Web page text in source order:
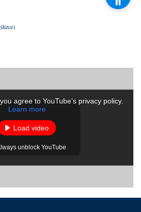
agree to YouTube’s privacy policy.
Learn more
Load video
unblock YouTube